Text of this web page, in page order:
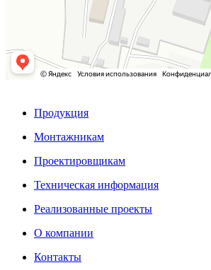
Продукция
Монтажникам
Проектировщикам
Техническая информация
Реализованные проекты
О компании
Контакты